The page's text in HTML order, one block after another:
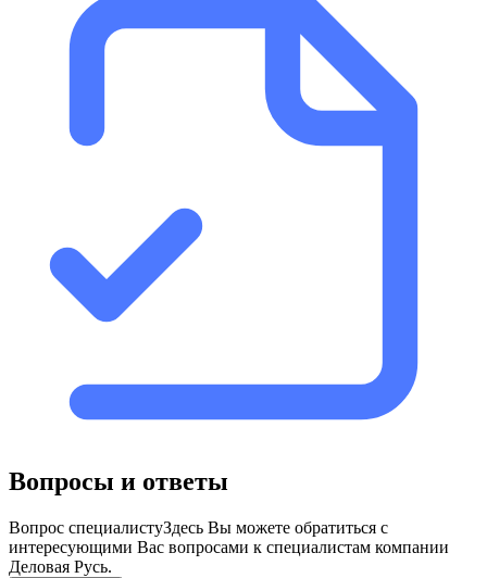
Вопросы и ответы
Вопрос специалистуЗдесь Вы можете обратиться с
интересующими Вас вопросами к специалистам компании
Деловая Русь.